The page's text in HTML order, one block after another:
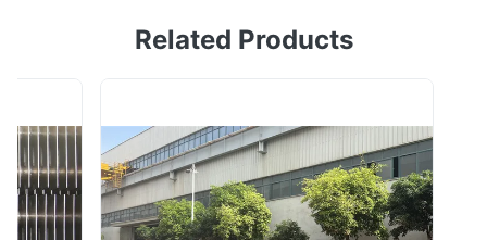
ASTM A335 ، ASTM A213 ، ASTM A691. نحن واحدة من
أكبر مصنعي أنابيب ومواسير الفو...
Related Products